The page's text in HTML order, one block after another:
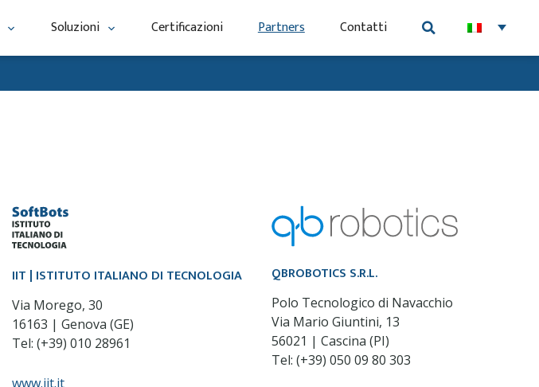
Soluzioni Certificazioni Partners Contatti
IIT | ISTITUTO ITALIANO DI TECNOLOGIA
Via Morego, 30
16163 | Genova (GE)
Tel: (+39) 010 28961
www.iit.it
QBROBOTICS S.R.L.
Polo Tecnologico di Navacchio
Via Mario Giuntini, 13
56021 | Cascina (PI)
Tel: (+39) 050 09 80 303